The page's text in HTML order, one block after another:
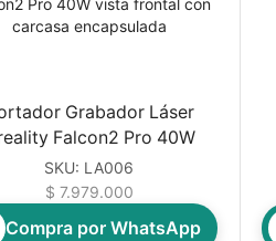
Grabador Láser
Falcon2 Pro 40W
SKU: LA006
$ 7.979.000
Compra por WhatsApp